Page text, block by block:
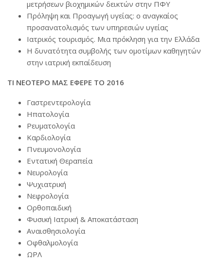
μετρήσεων βιοχημικών δεικτών στην ΠΦΥ
Πρόληψη και Προαγωγή υγείας: ο αναγκαίος
προσανατολισμός των υπηρεσιών υγείας
Ιατρικός τουρισμός. Μια πρόκληση για την Ελλάδα
Η δυνατότητα συμβολής των ομοτίμων καθηγητών
στην ιατρική εκπαίδευση
ΤΙ ΝΕΟΤΕΡΟ ΜΑΣ ΕΦΕΡΕ ΤΟ 2016
Γαστρεντερολογία
Ηπατολογία
Ρευματολογία
Καρδιολογία
Πνευμονολογία
Εντατική Θεραπεία
Νευρολογία
Ψυχιατρική
Νεφρολογία
Ορθοπαιδική
Φυσική Ιατρική & Αποκατάσταση
Αναισθησιολογία
Οφθαλμολογία
ΩΡΛ